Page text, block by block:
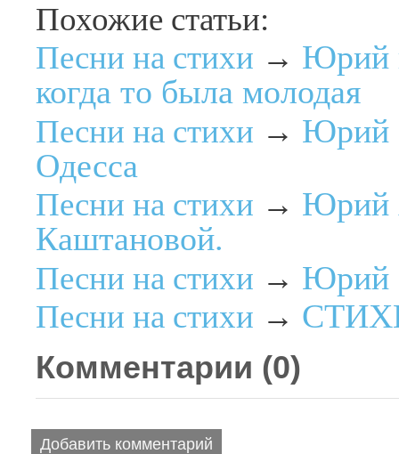
Похожие статьи:
Песни на стихи → Юрий
когда то была молодая
Песни на стихи → Юрий
Одесса
Песни на стихи → Юрий
Каштановой.
Песни на стихи → Юрий
Песни на стихи →
Комментарии (0)
Добавить комментарий